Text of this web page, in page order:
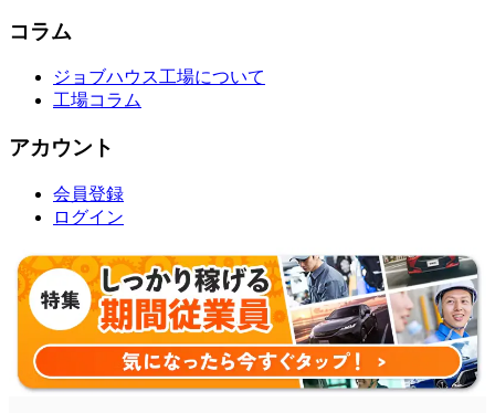
コラム
ジョブハウス工場について
工場コラム
アカウント
会員登録
ログイン